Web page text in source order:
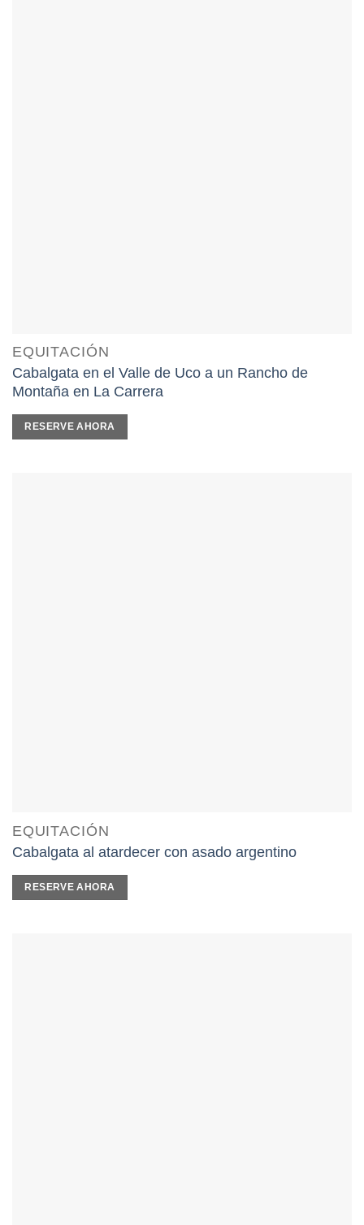
EQUITACIÓN
Cabalgata en el Valle de Uco a un Rancho de
Montaña en La Carrera
RESERVE AHORA
EQUITACIÓN
Cabalgata al atardecer con asado argentino
RESERVE AHORA